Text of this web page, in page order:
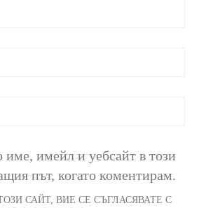
име, имейл и уебсайт в този
път, когато коментирам.
САЙТ, ВИЕ СЕ СЪГЛАСЯВАТЕ С